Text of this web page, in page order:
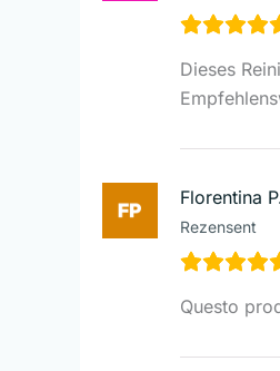
Dieses
Florentina
Rezensent
Questo